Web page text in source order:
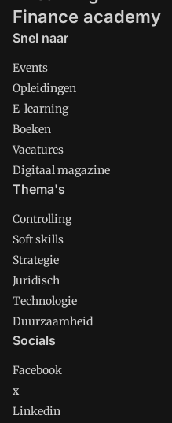
Finance academy
Snel naar
Events
Opleidingen
E-learning
Boeken
Vacatures
Digitaal magazine
Thema's
Controlling
Soft skills
Strategie
Juridisch
Technologie
Duurzaamheid
Socials
Facebook
x
Linkedin